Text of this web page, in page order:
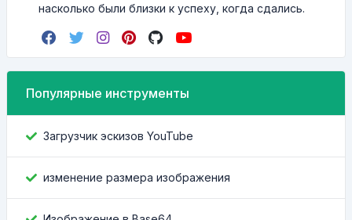
насколько были близки к успеху, когда сдались.
Популярные инструменты
Загрузчик эскизов YouTube
изменение размера изображения